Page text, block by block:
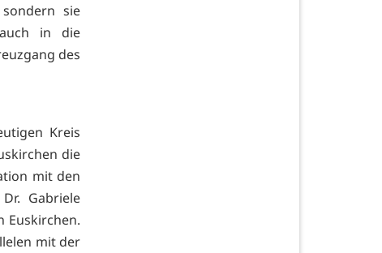
sie
in die
des
Kreis
die
mit den
Gabriele
Euskirchen.
mit der